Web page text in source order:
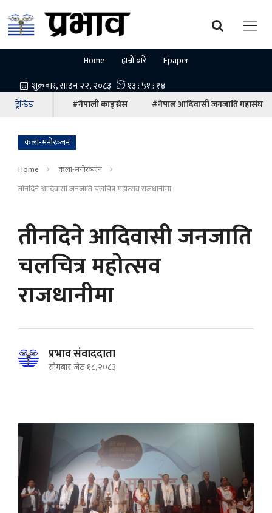
Home हाम्रो बारे Epaper
ट्रेन्डिङ #नेपाली काङ्ग्रेस #नेपाल आदिवासी जनजाति महासंघ
कला-मनोरञ्‍जन
Home
कला-मनोरञ्‍जन
तीनदिने आदिवासी जनजाति चलचित्र महोत्सव राजधानीमा
तीनदिने आदिवासी जनजाति
चलचित्र महोत्सव
राजधानीमा
प्रभाव संवाददाता
सोमबार, जेठ १८, २०८३